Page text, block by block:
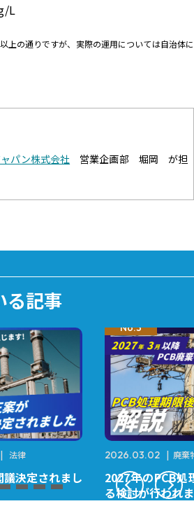
L
上の通りですが、実際の運用については自治体に
パン株式会社 営業企画部 堀岡 が担
る記事
の制度に関す
No.4
2026.07.01 廃
廃棄物処理法
廃棄物処理の